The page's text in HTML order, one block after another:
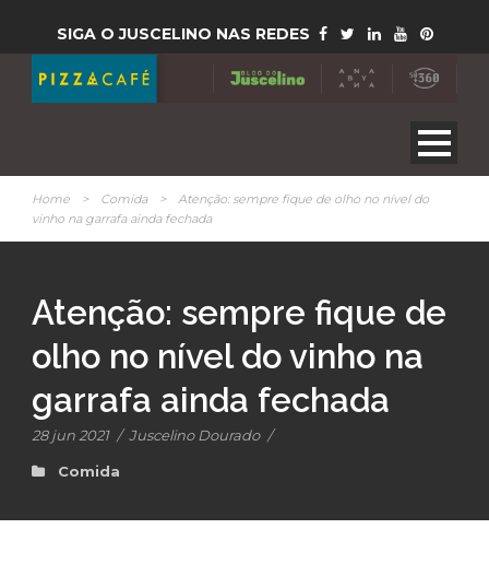
SIGA O JUSCELINO NAS REDES
Home > Comida >
Atenção: sempre fique de olho no nível do
vinho na garrafa ainda fechada
Atenção: sempre fique de
olho no nível do vinho na
garrafa ainda fechada
28 jun 2021 / Juscelino Dourado /
Comida